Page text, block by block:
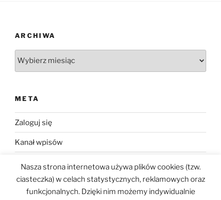
ARCHIWA
META
Zaloguj się
Kanał wpisów
Kanał komentarzy
WordPress.org
Nasza strona internetowa używa plików cookies (tzw.
ciasteczka) w celach statystycznych, reklamowych oraz
funkcjonalnych. Dzięki nim możemy indywidualnie